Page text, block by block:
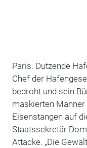
Paris. Dutzende
Chef der
bedroht und sein
maskierten
Eisenstangen auf
Staatssekretär
Attacke. „Die